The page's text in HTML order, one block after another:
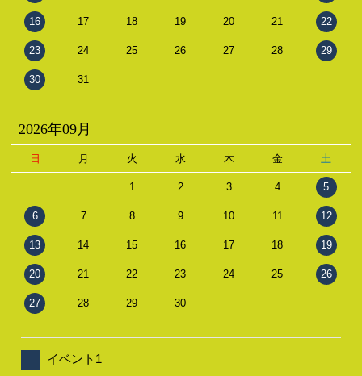
16 17 18 19 20 21 22
23 24 25 26 27 28 29
30 31
2026年09月
日 月 火 水 木 金 土
1 2 3 4 5
6 7 8 9 10 11 12
13 14 15 16 17 18 19
20 21 22 23 24 25 26
27 28 29 30
イベント1